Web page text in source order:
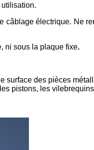
câblage électrique. Ne
ni sous la plaque fixe.
surface des pièces
pistons, les